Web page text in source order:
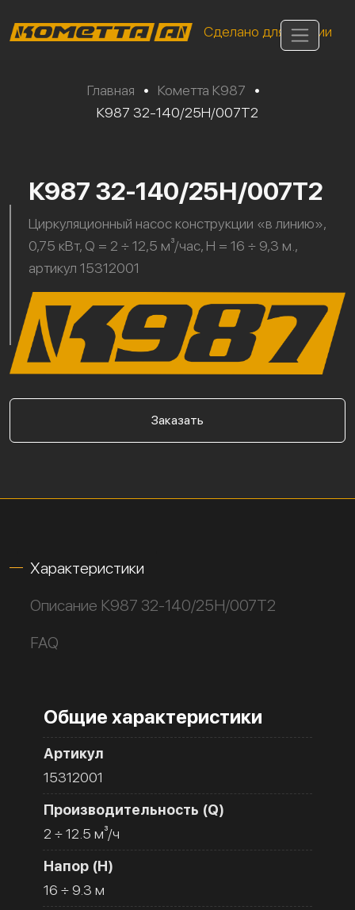
Сделано для России
Главная • Кометта К987
•
К987 32-140/25Н/007Т2
К987 32-140/25Н/007Т2
Циркуляционный насос конструкции «в линию»,
0,75 кВт, Q = 2 ÷ 12,5 м³/час, H = 16 ÷ 9,3 м.,
артикул 15312001
Заказать
Характеристики
Описание К987 32-140/25Н/007Т2
FAQ
Общие характеристики
Артикул
15312001
Производительность (Q)
2 ÷ 12.5 м³/ч
Напор (H)
16 ÷ 9.3 м